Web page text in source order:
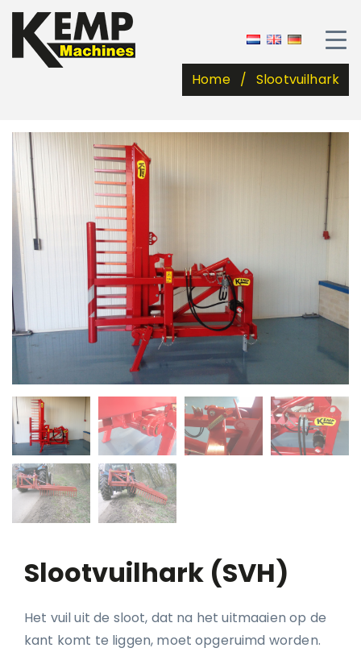
Home Slootvuilhark
Slootvuilhark (SVH)
Het vuil uit de sloot, dat na het uitmaaien op de
kant komt te liggen, moet opgeruimd worden.